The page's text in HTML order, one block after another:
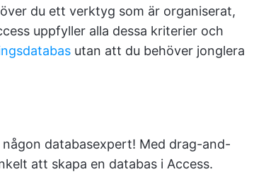
du ett verktyg som är organiserat,
uppfyller alla dessa kriterier och
utan att du behöver jonglera
databasexpert! Med drag-and-
att skapa en databas i Access.